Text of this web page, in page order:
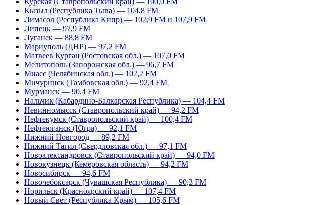
Кызыл (Республика Тыва) — 104,8 FM
Лимасол (Республика Кипр) — 102,9 FM и 107,9 FM
Липецк — 97,9 FM
Луганск — 88,8 FM
Мариуполь (ДНР) — 97,2 FM
Матвеев Курган (Ростовская обл.) — 107,0 FM
Мелитополь (Запорожская обл.) — 96,7 FM
Миасс (Челябинская обл.) — 102,2 FM
Мичуринск (Тамбовская обл.) — 92,4 FM
Мурманск — 90,4 FM
Нальчик (Кабардино-Балкарская Республика) — 104,4 FM
Невинномысск (Ставропольский край) — 94,2 FM
Нефтекумск (Ставропольский край) — 100,4 FM
Нефтеюганск (Югра) — 92,1 FM
Нижний Новгород — 89,2 FM
Нижний Тагил (Свердловская обл.) — 97,1 FM
Новоалександровск (Ставропольский край) — 94,0 FM
Новокузнецк (Кемеровская область) — 94,2 FM
Новосибирск — 94,6 FM
Новочебоксарск (Чувашская Республика) — 90,3 FM
Норильск (Красноярский край) — 107,4 FM
Новый Свет (Республика Крым) — 105,6 FM